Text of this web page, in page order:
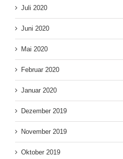
Juli 2020
Juni 2020
Mai 2020
Februar 2020
Januar 2020
Dezember 2019
November 2019
Oktober 2019